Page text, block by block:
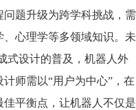
题升级为跨学科挑战，需
心理学等多领域知识。未
式设计的普及，机器人外
师需以“用户为中心”，在
平衡点，让机器人不仅是